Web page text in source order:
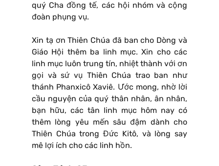
quý Cha đồng tế, các hội nhóm và cộng
đoàn phụng vụ.
Xin tạ ơn Thiên Chúa đã ban cho Dòng và
Giáo Hội thêm ba linh mục. Xin cho các
linh mục luôn trung tín, nhiệt thành với ơn
gọi và sứ vụ Thiên Chúa trao ban như
thánh Phanxicô Xaviê. Ước mong, nhờ lời
cầu nguyện của quý thân nhân, ân nhân,
bạn hữu, các tân linh mục hôm nay có
thêm lòng yêu mến sâu đậm dành cho
Thiên Chúa trong Đức Kitô, và lòng say
mê lợi ích cho các linh hồn.